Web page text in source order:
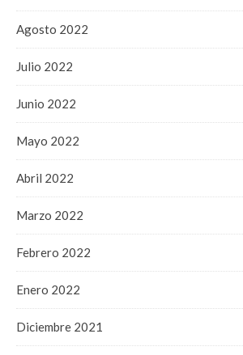
Agosto 2022
Julio 2022
Junio 2022
Mayo 2022
Abril 2022
Marzo 2022
Febrero 2022
Enero 2022
Diciembre 2021